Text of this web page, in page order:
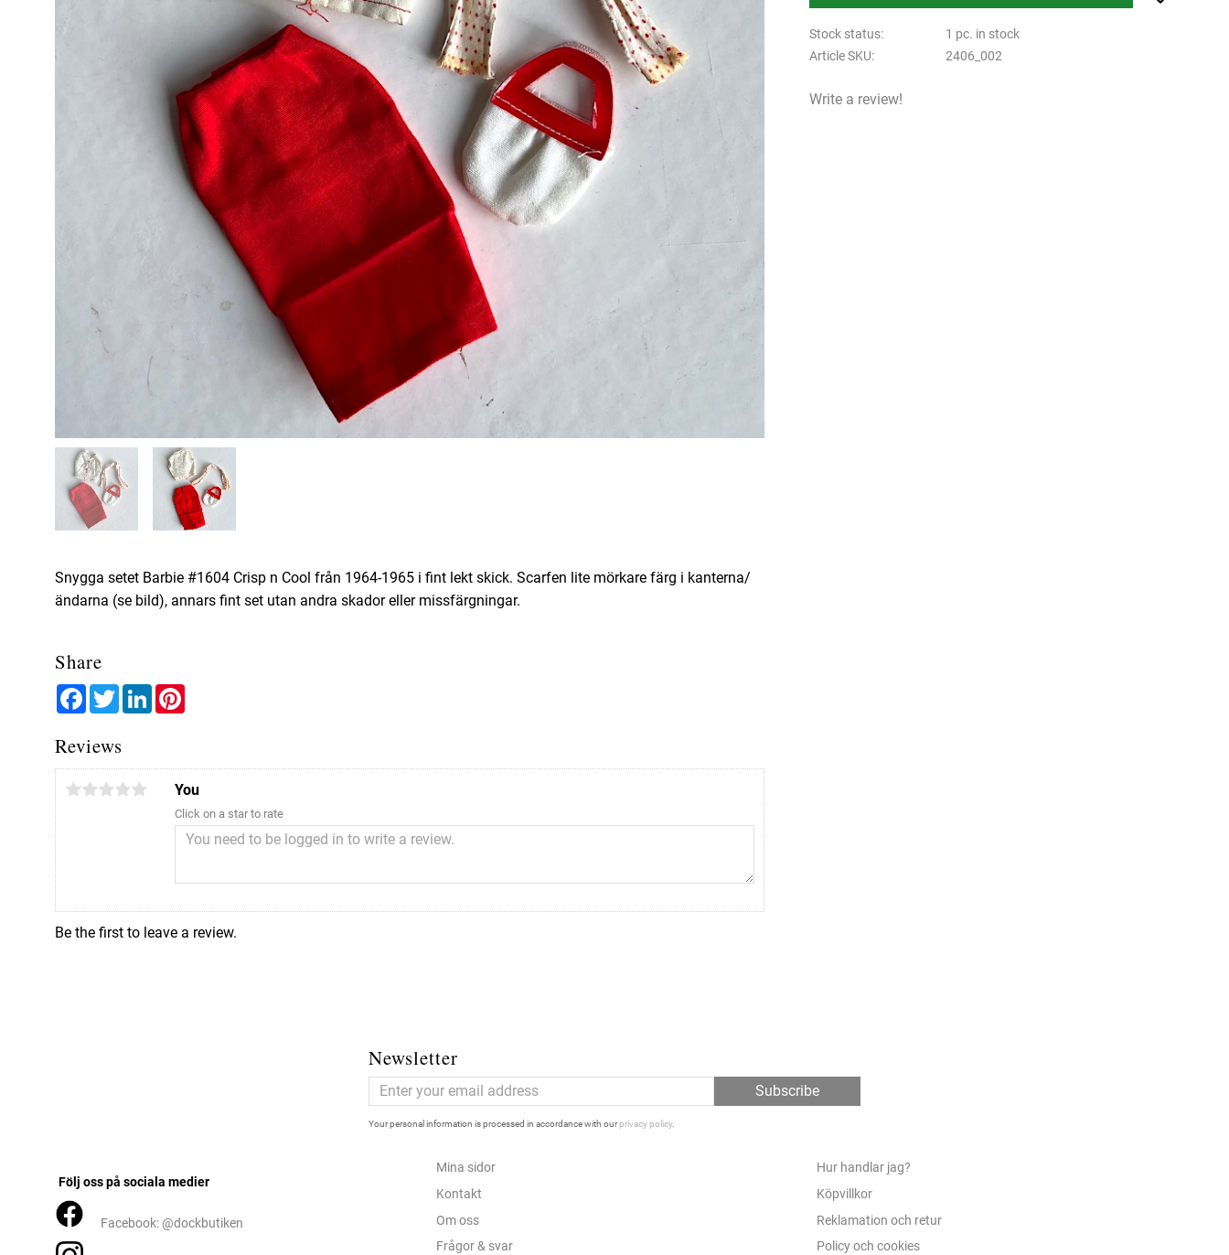
Stock status
1 pc. in stock
Article SKU
2406_002
Write a review!
Snygga setet Barbie #1604 Crisp n Cool från 1964-1965 i fint lekt skick. Scarfen lite mörkare färg i kanterna/
ändarna (se bild), annars fint set utan andra skador eller missfärgningar.
Share
FacebookTwitterLinkedIn
Reviews
You
Click on a star to rate
Be the first to leave a review.
Newsletter
Subscribe
Your personal information is processed in accordance with ourprivacy policy.
Följ oss på sociala medier
Facebook: @dockbutiken
Mina sidor
Kontakt
Om oss
Frågor & svar
Hur handlar jag?
Köpvillkor
Reklamation och retur
Policy och cookies